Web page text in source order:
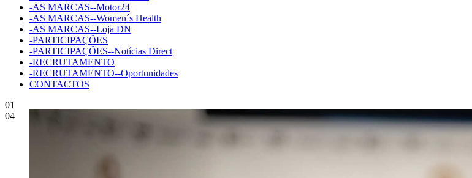
-AS MARCAS--Motor24
-AS MARCAS--Women´s Health
-AS MARCAS--Loja DN
-PARTICIPAÇÕES
-PARTICIPAÇÕES--Notícias Direct
-RECRUTAMENTO
-RECRUTAMENTO--Oportunidades
CONTACTOS
01
04